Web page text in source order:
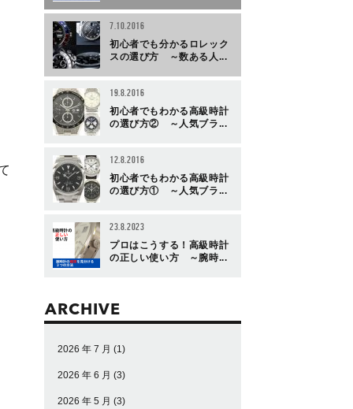
7.10.2016
初心者でも分かるロレック
スの選び方 ～数ある人...
19.8.2016
初心者でもわかる高級時計
の選び方② ～人気ブラ...
12.8.2016
初心者でもわかる高級時計
の選び方① ～人気ブラ...
23.8.2023
プロはこうする！高級時計
の正しい使い方 ～腕時...
ARCHIVE
2026 年 7 月 (1)
2026 年 6 月 (3)
2026 年 5 月 (3)